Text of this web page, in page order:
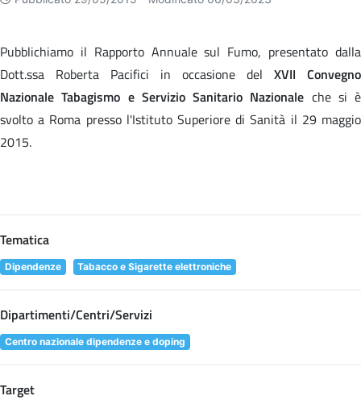
Pubblichiamo il Rapporto Annuale sul Fumo, presentato dalla
Dott.ssa Roberta Pacifici in occasione del XVII Convegno
Nazionale Tabagismo e Servizio Sanitario Nazionale che si è
svolto a Roma presso l'Istituto Superiore di Sanità il 29 maggio
2015.
Tematica
Dipendenze Tabacco e Sigarette elettroniche
Dipartimenti/Centri/Servizi
Centro nazionale dipendenze e doping
Target